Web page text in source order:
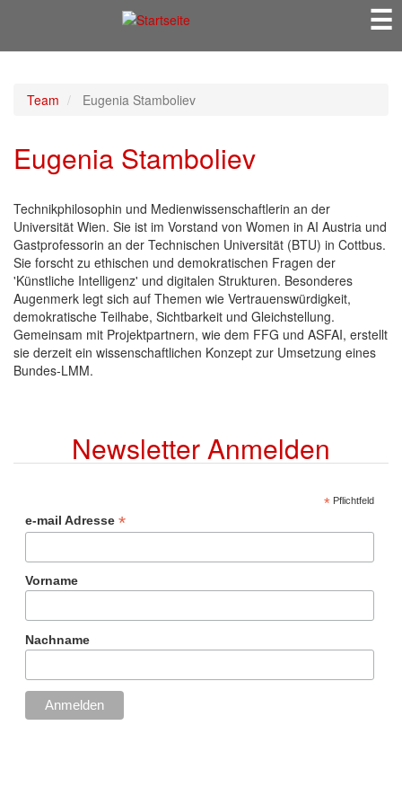
☰
Team Eugenia Stamboliev
Eugenia Stamboliev
Technikphilosophin und Medienwissenschaftlerin an der
Universität Wien. Sie ist im Vorstand von Women in AI Austria und
Gastprofessorin an der Technischen Universität (BTU) in Cottbus.
Sie forscht zu ethischen und demokratischen Fragen der
'Künstliche Intelligenz' und digitalen Strukturen. Besonderes
Augenmerk legt sich auf Themen wie Vertrauenswürdigkeit,
demokratische Teilhabe, Sichtbarkeit und Gleichstellung.
Gemeinsam mit Projektpartnern, wie dem FFG und ASFAI, erstellt
sie derzeit ein wissenschaftlichen Konzept zur Umsetzung eines
Bundes-LMM.
Newsletter Anmelden
*Pflichtfeld
e-mail Adresse *
Vorname
Nachname